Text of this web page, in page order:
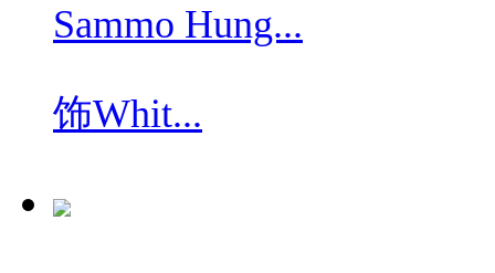
Sammo Hung...
饰Whit...